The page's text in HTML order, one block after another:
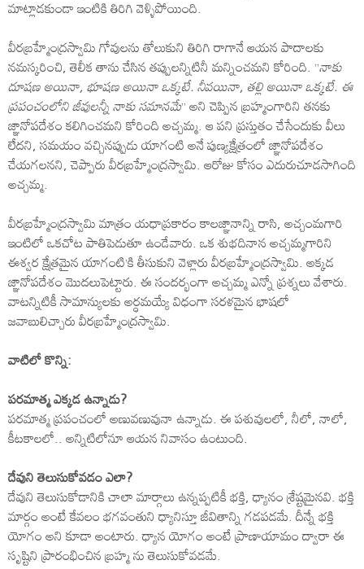
మాట్లాడకుండా ఇంటికి తిరిగి వెళ్ళిపోయింది.
వీరబ్రహ్మేంద్రస్వామి గోవులను తోలుకుని తిరిగి రాగానే ఆయన పాదాలకు
నమస్కరించి, తెలీక తాను చేసిన తప్పులన్నిటినీ మన్నించమని కోరింది. ”నాకు
దూషణ అయినా, భూషణ అయినా ఒక్కటే. నీవయినా, తల్లి అయినా ఒక్కటే. ఈ
ప్రపంచంలోని జీవులన్నీ నాకు సమానమే” అని చెప్పిన బ్రహ్మంగారిని తనకు
జ్ఞానోపదేశం కలిగించమని కోరింది అచ్చమ్మ. ఆ పని ప్రస్తుతం చేసేందుకు వీలు
లేదని, సమయం వచ్చినప్పుడు యాగంటి అనే పుణ్యక్షేత్రంలో జ్ఞానోపదేశం
చేయగలనని, చెప్పారు వీరబ్రహ్మేంద్రస్వామి. ఆరోజు కోసం ఎదురుచూడసాగింది
అచ్చమ్మ.
వీరబ్రహ్మేంద్రస్వామి మాత్రం యధాప్రకారం కాలజ్ఞానాన్ని రాసి, అచ్చంమగారి
ఇంటిలో ఒకచోట పాతిపెడుతూ ఉండేవారు. ఒక శుభదినాన అచ్చమ్మగారిని
ఈశ్వర క్షేత్రమైన యాగంటి’కి తీసుకుని వెళ్లారు వీరబ్రహ్మేంద్రస్వామి. అక్కడ
జ్ఞానోపదేశం మొదలుపెట్టారు. ఈ సందర్భంగా అచ్చమ్మ ఎన్నో ప్రశ్నలు వేశారు.
వాటన్నిటికీ సామాన్యులకు అర్ధమయ్యే విధంగా సరళమైన భాషలో
జవాబులిచ్చారు వీరబ్రహ్మేంద్రస్వామి.
వాటిలో కొన్ని:
పరమాత్మ ఎక్కడ ఉన్నాడు?
పరమాత్మ ప్రపంచంలో అణువణువునా ఉన్నాడు. ఈ పశువులలో, నీలో, నాలో,
కీటకాలలో.. అన్నిటిలోనూ ఆయన నివాసం ఉంటుంది.
దేవుని తెలుసుకోవడం ఎలా?
దేవుని తెలుసుకోడానికి చాలా మార్గాలు ఉన్నప్పటికీ భక్తి, ధ్యానం శ్రేష్టమైనవి. భక్తి
మార్గం అంటే కేవలం భగవంతుని ధ్యానిస్తూ జీవితాన్ని గడపడమే. దీన్నే భక్తి
యోగం అని కూడా అంటారు. ధ్యాన యోగం అంటే ప్రాణాయామం ద్వారా ఈ
సృష్టిని ప్రారంభించిన బ్రహ్మ ను తెలుసుకోవడమే.